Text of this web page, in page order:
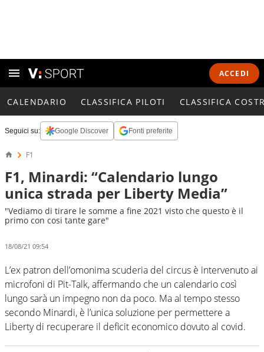
ACCEDI
CALENDARIO CLASSIFICA PILOTI CLASSIFICA
Seguici su: Google Discover Fonti preferite
F1
F1, Minardi: “Calendario lungo
unica strada per Liberty Media”
"Vediamo di tirare le somme a fine 2021 visto che questo è il
primo con cosi tante gare"
18/08/21 09:54
L’ex patron dell’omonima scuderia del circus è intervenuto ai
microfoni di Pit-Talk, affermando che un calendario così
lungo sarà un impegno non da poco. Ma al tempo stesso
secondo Minardi, è l’unica soluzione per permettere a
Liberty di recuperare il deficit economico dovuto al covid.